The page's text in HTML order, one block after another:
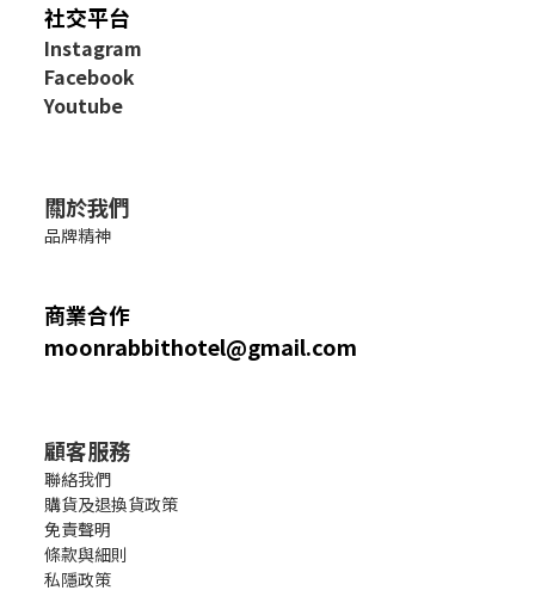
社交平台
Instagram
Facebook
Youtube
關於我們
品牌精神
商業合作
moonrabbithotel@gmail.com
顧客服務
聯絡我們
購貨及退換貨政策
免責聲明
條款與細則
私隱政策